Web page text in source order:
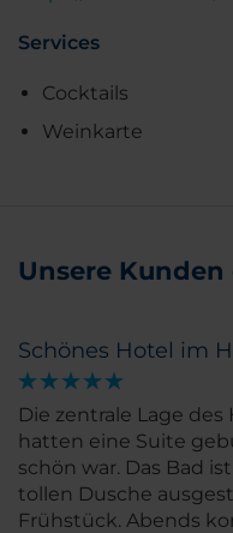
Services
Cocktails
Weinkarte
Unsere
Schönes Hotel im
Die zentrale Lage
hatten eine Suite
schön war. Das Bad
tollen Dusche
Frühstück. Abends